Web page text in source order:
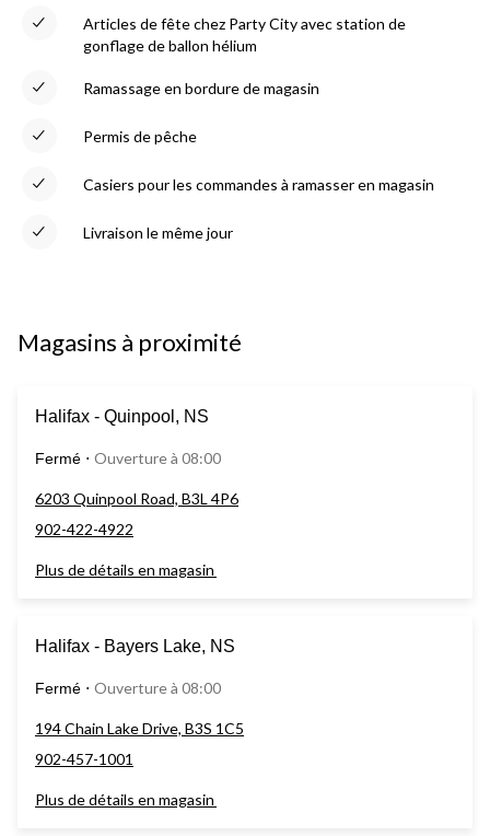
Articles de fête chez Party City avec station de
gonflage de ballon hélium
Ramassage en bordure de magasin
Permis de pêche
Casiers pour les commandes à ramasser en magasin
Livraison le même jour
Magasins à proximité
Halifax - Quinpool, NS
Fermé ⋅ Ouverture à 08:00
6203 Quinpool Road, B3L 4P6
902-422-4922
Plus de détails en magasin
Halifax - Bayers Lake, NS
Fermé ⋅ Ouverture à 08:00
194 Chain Lake Drive, B3S 1C5
902-457-1001
Plus de détails en magasin